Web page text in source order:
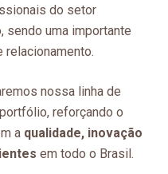
do setor
sendo uma importante
nossa linha de
reforçando o
a qualidade, inovação
em todo o Brasil.